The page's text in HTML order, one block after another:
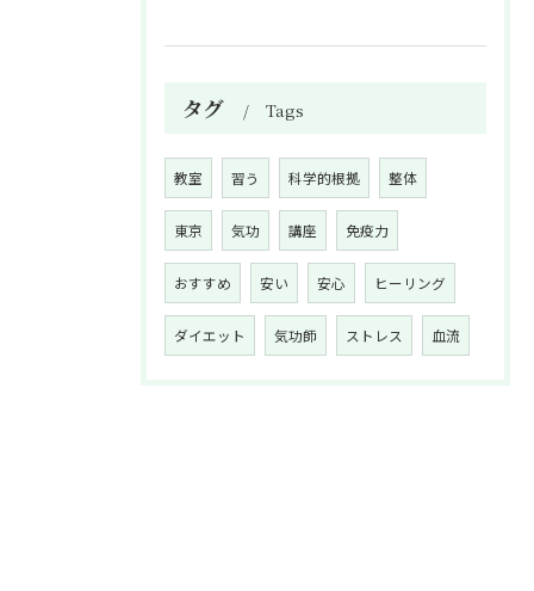
タグ Tags
教室 習う 科学的根拠 整体
東京 気功 講座 免疫力
おすすめ 安い 安心 ヒーリング
ダイエット 気功師 ストレス 血流